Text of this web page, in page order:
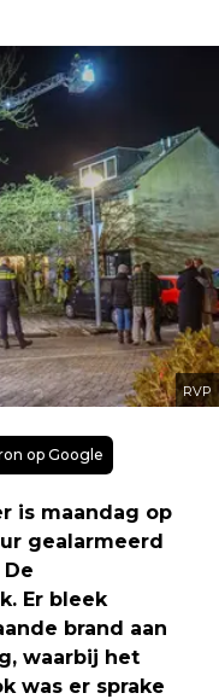
RVP
op Google
is maandag op
gealarmeerd
Er bleek
brand aan
waarbij het
was er sprake